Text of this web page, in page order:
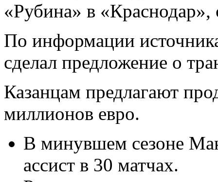
«Рубина» в
По информации
сделал предложение о
Казанцам предлагают
миллионов евро.
В минувшем сезоне
ассист в 30 матчах.